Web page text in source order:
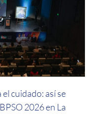
cuidado: así se
2026 en La